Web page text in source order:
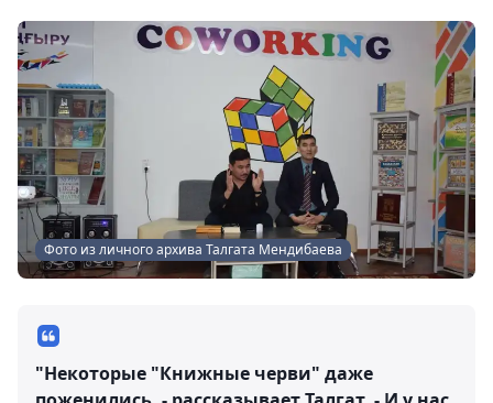
Фото из личного архива Талгата Мендибаева
"Некоторые "Книжные черви" даже